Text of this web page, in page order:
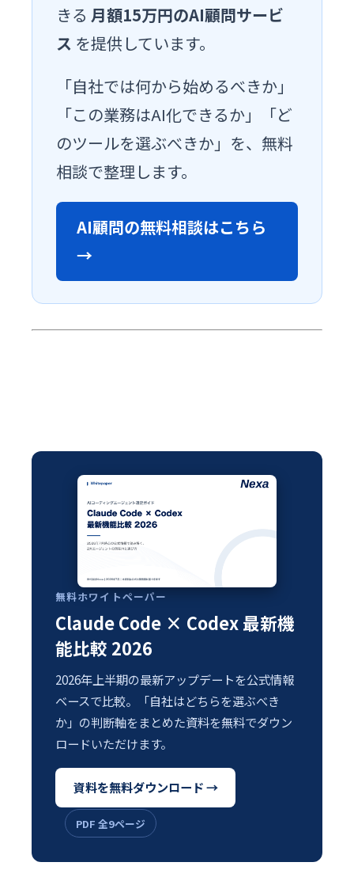
きる 月額15万円のAI顧問サービ
ス を提供しています。
「自社では何から始めるべきか」
「この業務はAI化できるか」「ど
のツールを選ぶべきか」を、無料
相談で整理します。
AI顧問の無料相談はこちら
→
無料ホワイトペーパー
Claude Code × Codex 最新機
能比較 2026
2026年上半期の最新アップデートを公式情報
ベースで比較。「自社はどちらを選ぶべき
か」の判断軸をまとめた資料を無料でダウン
ロードいただけます。
資料を無料ダウンロード →
PDF 全9ページ